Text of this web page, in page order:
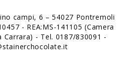
campi, 6 – 54027 Pontremoli
- REA:MS-141105 (Camera
- Tel. 0187/830091 -